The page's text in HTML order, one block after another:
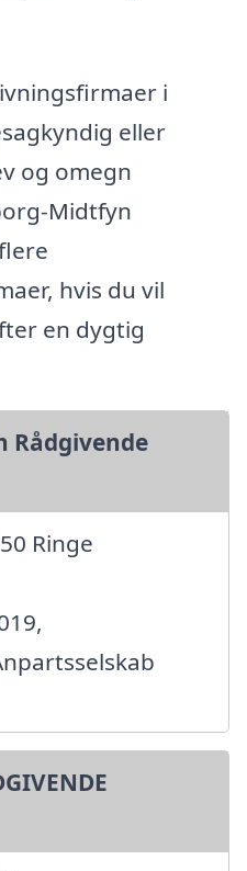
i
eller
og omegn
Midtfyn
hvis du vil
en dygtig
Rådgivende
Ringe